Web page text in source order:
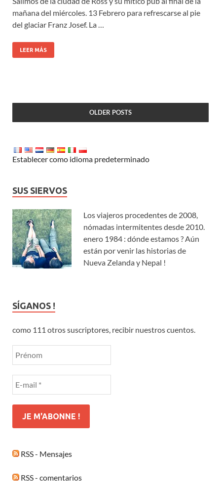
mañana del miércoles. 13 Febrero para refrescarse al pie
del glaciar Franz Josef. La …
LEER MÁS
OLDER POSTS
Establecer como idioma predeterminado
SUS SIERVOS
Los viajeros procedentes de 2008,
nómadas intermitentes desde 2010.
enero 1984 : dónde estamos ? Aún
están por venir las historias de
Nueva Zelanda y Nepal !
SÍGANOS !
como 111 otros suscriptores, recibir nuestros cuentos.
RSS - Mensajes
RSS - comentarios